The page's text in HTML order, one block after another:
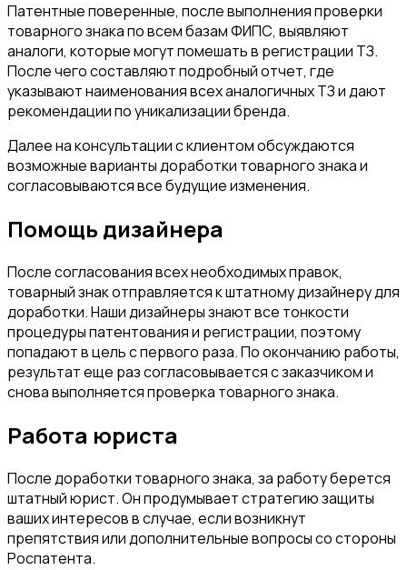
Патентные поверенные, после выполнения проверки
товарного знака по всем базам ФИПС, выявляют
аналоги, которые могут помешать в регистрации ТЗ.
После чего составляют подробный отчет, где
указывают наименования всех аналогичных ТЗ и дают
рекомендации по уникализации бренда.
Далее на консультации с клиентом обсуждаются
возможные варианты доработки товарного знака и
согласовываются все будущие изменения.
Помощь дизайнера
После согласования всех необходимых правок,
товарный знак отправляется к штатному дизайнеру для
доработки. Наши дизайнеры знают все тонкости
процедуры патентования и регистрации, поэтому
попадают в цель с первого раза. По окончанию работы,
результат еще раз согласовывается с заказчиком и
снова выполняется проверка товарного знака.
Работа юриста
После доработки товарного знака, за работу берется
штатный юрист. Он продумывает стратегию защиты
ваших интересов в случае, если возникнут
препятствия или дополнительные вопросы со стороны
Роспатента.